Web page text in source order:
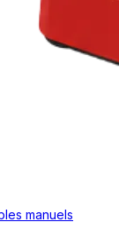
manuels